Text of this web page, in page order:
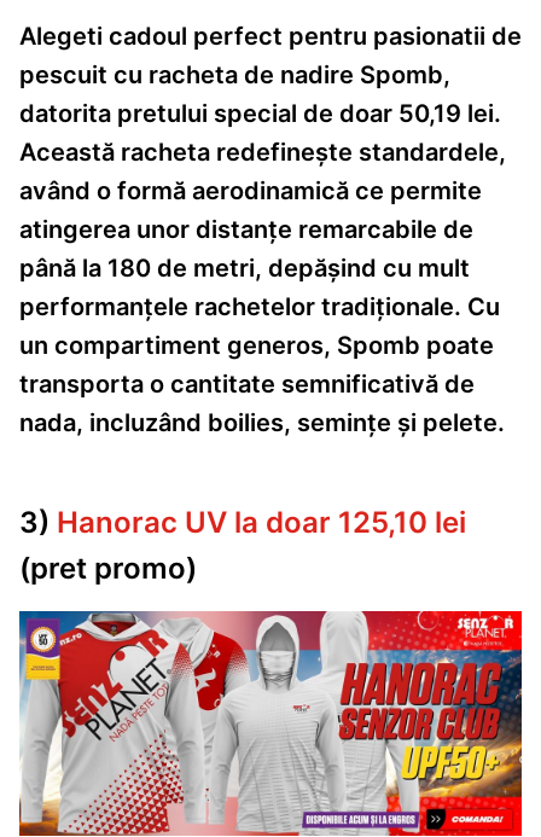
Alegeti cadoul perfect pentru pasionatii de
pescuit cu racheta de nadire Spomb,
datorita pretului special de doar 50,19 lei.
Această racheta redefinește standardele,
având o formă aerodinamică ce permite
atingerea unor distanțe remarcabile de
până la 180 de metri, depășind cu mult
performanțele rachetelor tradiționale. Cu
un compartiment generos, Spomb poate
transporta o cantitate semnificativă de
nada, incluzând boilies, semințe și pelete.
3) Hanorac UV la doar 125,10 lei
(pret promo)